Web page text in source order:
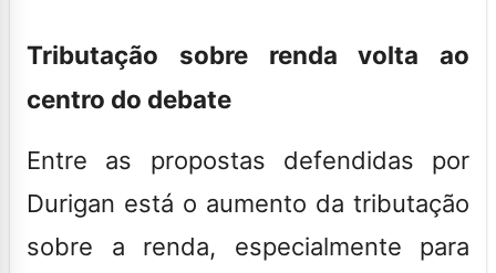
Tributação sobre renda volta ao
centro do debate
Entre as propostas defendidas por
Durigan está o aumento da tributação
sobre a renda, especialmente para